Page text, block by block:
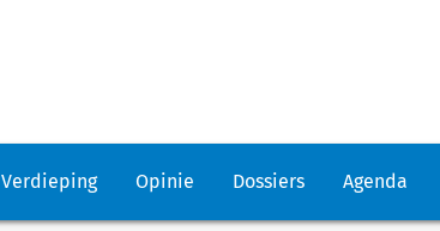
Verdieping Opinie Dossiers Agenda